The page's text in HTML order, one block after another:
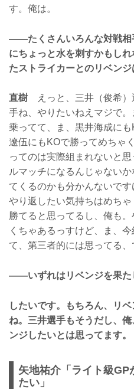
す。俺は。
——たくさんいろんな対戦相
にちょっと水を刺すかもし
たストライカーとのリベンジ
直樹 えっと、三井（俊希）
手ね、やりたいねえマジで
乗ってて、ま、黒井海成に
遼伍にもKOで勝ってめちゃ
ってのは実際組まれないと
ルマッチになるんじゃない
てくるのかも分かんないです
やり返したい気持ちはめちゃ
勝てると思ってるし、俺も
くちゃあるっすけど、ま、
て、第三者的には思ってる、
——いずれはリベンジを果た
したいです。もちろん、リ
ね。三井選手もそうだし、
ンジしたいとは思ってます。
矢地祐介「ライト級GP
たい」